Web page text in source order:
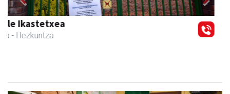
Barn trasteleku eta biltegi txikien alokairua
Urnieta - Trastelekuak
Previous Next